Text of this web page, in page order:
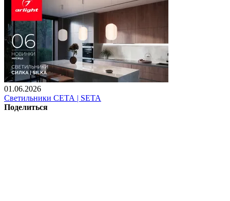
01.06.2026
Светильники СЕТА | SETA
Поделиться